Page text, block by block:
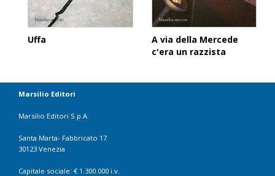
Uffa
A via della Mercede
c'era un razzista
Marsilio Editori
Marsilio Editori S.p.A.
Santa Marta- Fabbricato 17
30123 Venezia
Capitale sociale: € 1.300.000 i.v.